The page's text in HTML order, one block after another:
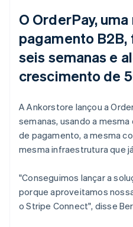
O OrderPay,
pagamento
seis semanas e
crescimento de
A Ankorstore lançou a
semanas, usando a
de pagamento, a mesma
mesma infraestrutura que
"Conseguimos lançar a
porque aproveitamos
o Stripe Connect", disse